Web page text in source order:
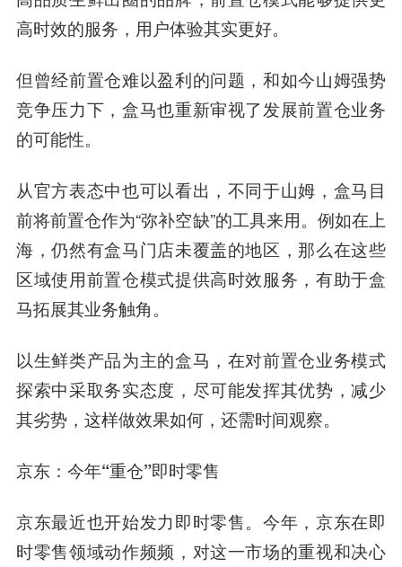
高时效的服务，用户体验其实更好。
但曾经前置仓难以盈利的问题，和如今山姆强势
竞争压力下，盒马也重新审视了发展前置仓业务
的可能性。
从官方表态中也可以看出，不同于山姆，盒马目
前将前置仓作为“弥补空缺”的工具来用。例如在上
海，仍然有盒马门店未覆盖的地区，那么在这些
区域使用前置仓模式提供高时效服务，有助于盒
马拓展其业务触角。
以生鲜类产品为主的盒马，在对前置仓业务模式
探索中采取务实态度，尽可能发挥其优势，减少
其劣势，这样做效果如何，还需时间观察。
京东：今年“重仓”即时零售
京东最近也开始发力即时零售。今年，京东在即
时零售领域动作频频，对这一市场的重视和决心